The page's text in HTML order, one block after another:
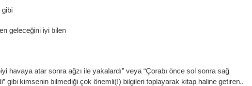
gibi
geleceğini iyi bilen
havaya atar sonra ağzı ile yakalardı” veya “Çorabı önce sol sonra sağ
gibi kimsenin bilmediği çok önemli(!) bilgileri toplayarak kitap haline getiren..